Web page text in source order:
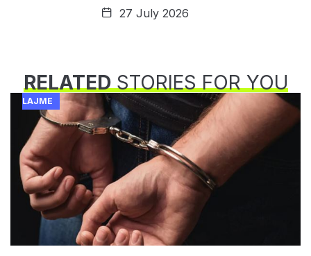
27 July 2026
RELATEDSTORIES FOR YOU
LAJME